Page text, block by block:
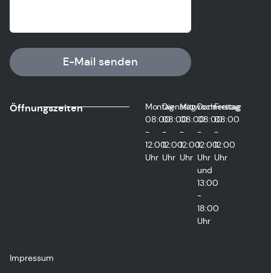
E-Mail senden
Öffnungszeiten
Montag
08:00
-
12:00
Uhr
Dienstag
08:00
-
12:00
Uhr
Mittwoch
08:00
-
12:00
Uhr
Donnerstag
08:00
-
12:00
Uhr
und
13:00
-
18:00
Uhr
Freitag
08:00
-
12:00
Uhr
Impressum